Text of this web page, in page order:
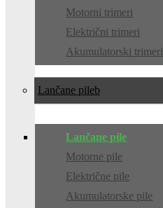
Motorni trimeri
Električni trimeri
Akumulatorski trimeri
Lančane pile
Lančane pile
Motorne pile
Električne pile
Akumulatorske pile